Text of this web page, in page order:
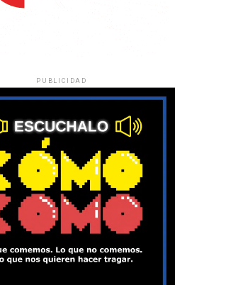
PUBLICIDAD